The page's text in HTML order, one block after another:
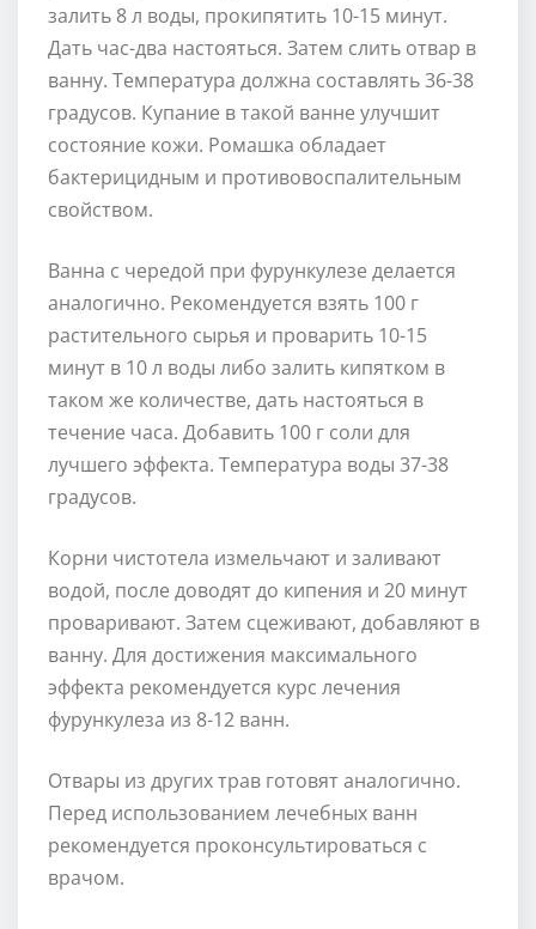
залить 8 л воды, прокипятить 10-15 минут.
Дать час-два настояться. Затем слить отвар в
ванну. Температура должна составлять 36-38
градусов. Купание в такой ванне улучшит
состояние кожи. Ромашка обладает
бактерицидным и противовоспалительным
свойством.
Ванна с чередой при фурункулезе делается
аналогично. Рекомендуется взять 100 г
растительного сырья и проварить 10-15
минут в 10 л воды либо залить кипятком в
таком же количестве, дать настояться в
течение часа. Добавить 100 г соли для
лучшего эффекта. Температура воды 37-38
градусов.
Корни чистотела измельчают и заливают
водой, после доводят до кипения и 20 минут
проваривают. Затем сцеживают, добавляют в
ванну. Для достижения максимального
эффекта рекомендуется курс лечения
фурункулеза из 8-12 ванн.
Отвары из других трав готовят аналогично.
Перед использованием лечебных ванн
рекомендуется проконсультироваться с
врачом.